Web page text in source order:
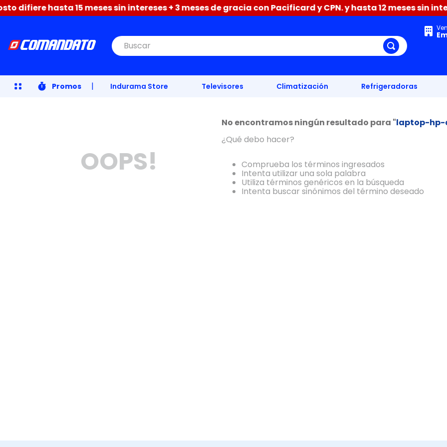
hasta 15 meses sin intereses + 3 meses de gracia con Pacificard y CPN. y hasta 12 meses sin
Buscar
Promos | Indurama Store Televisores Climatización Refrigeradoras
OOPS!
No encontramos ningún resultado para "laptop-hp-
¿Qué debo hacer?
Comprueba los términos ingresados
Intenta utilizar una sola palabra
Utiliza términos genéricos en la búsqueda
Intenta buscar sinónimos del término deseado